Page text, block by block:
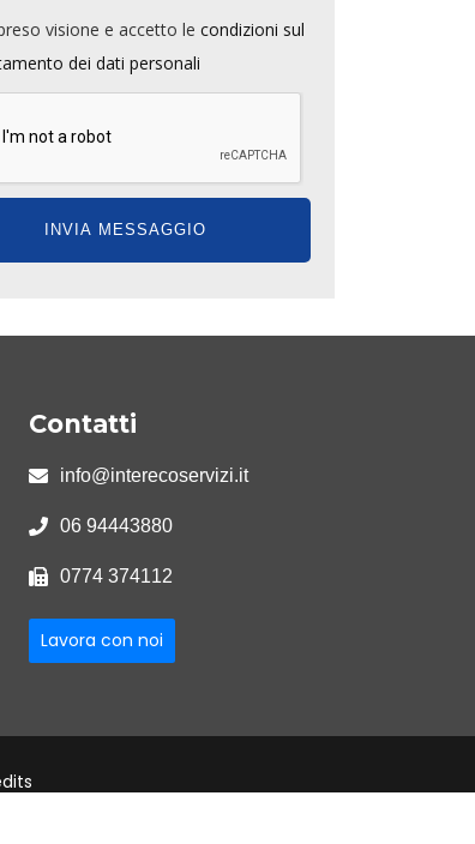
visione e accetto lecondizioni sul
dei dati personali
Contatti
info@interecoservizi.it
06 94443880
0774 374112
Lavora con noi